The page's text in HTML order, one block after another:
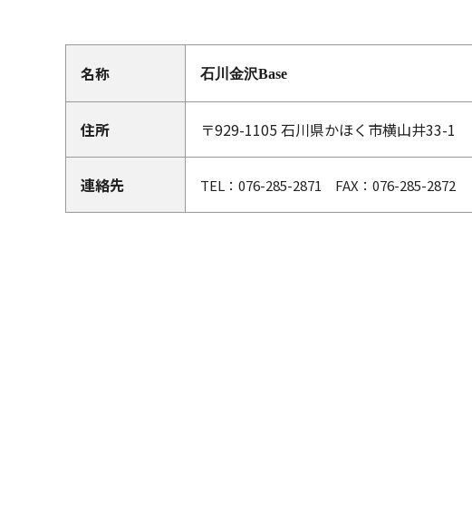
名称 石川金沢Base
住所 〒929-1105 石川県かほく市横山井33-1
連絡先 TEL：076-285-2871 FAX：076-285-2872